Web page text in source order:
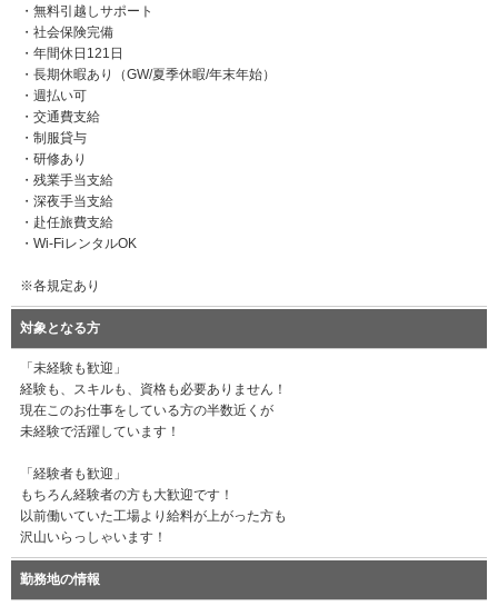
・無料引越しサポート
・社会保険完備
・年間休日121日
・長期休暇あり（GW/夏季休暇/年末年始）
・週払い可
・交通費支給
・制服貸与
・研修あり
・残業手当支給
・深夜手当支給
・赴任旅費支給
・Wi-FiレンタルOK
※各規定あり
対象となる方
「未経験も歓迎」
経験も、スキルも、資格も必要ありません！
現在このお仕事をしている方の半数近くが
未経験で活躍しています！
「経験者も歓迎」
もちろん経験者の方も大歓迎です！
以前働いていた工場より給料が上がった方も
沢山いらっしゃいます！
勤務地の情報